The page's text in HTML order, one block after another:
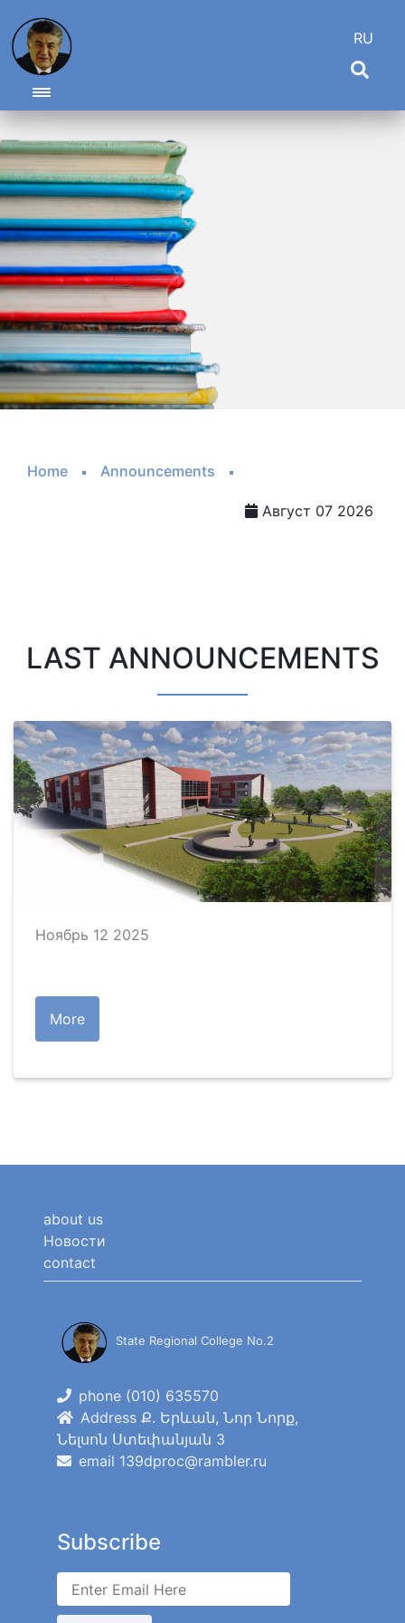
RU
Home Announcements
Август 07 2026
LAST ANNOUNCEMENTS
Ноябрь 12 2025
More
about us
Новости
contact
State Regional College No.2
phone (010) 635570
Address Ք. Երևան, Նոր Նորք,
Նելսոն Ստեփանյան 3
email 139dproc@rambler.ru
Subscribe